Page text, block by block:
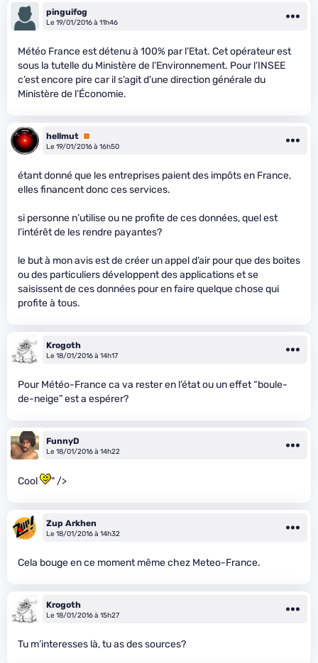
pinguifog
Le 19/01/2016 à 11h46
Météo France est détenu à 100% par l’Etat. Cet opérateur est
sous la tutelle du Ministère de l’Environnement. Pour l’INSEE
c’est encore pire car il s’agit d’une direction générale du
Ministère de l’Économie.
hellmut Premium
Le 19/01/2016 à 16h50
étant donné que les entreprises paient des impôts en France,
elles financent donc ces services.
si personne n’utilise ou ne profite de ces données, quel est
l’intérêt de les rendre payantes?
le but à mon avis est de créer un appel d’air pour que des boites
ou des particuliers développent des applications et se
saisissent de ces données pour en faire quelque chose qui
profite à tous.
Krogoth
Le 18/01/2016 à 14h17
Pour Météo-France ca va rester en l’état ou un effet “boule-
de-neige” est a espérer?
FunnyD
Le 18/01/2016 à 14h22
Cool " />
Zup Arkhen
Le 18/01/2016 à 14h32
Cela bouge en ce moment même chez Meteo-France.
Krogoth
Le 18/01/2016 à 15h27
Tu m’interesses là, tu as des sources?